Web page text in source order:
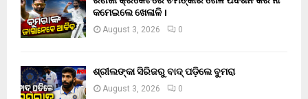
କମେଇଲେ ଖେଳାଳି ।
August 3, 2026 0
ଶ୍ରୀଲଙ୍କା ସିରିଜରୁ ବାଦ୍ ପଡ଼ିଲେ ବୁମରା
August 3, 2026 0